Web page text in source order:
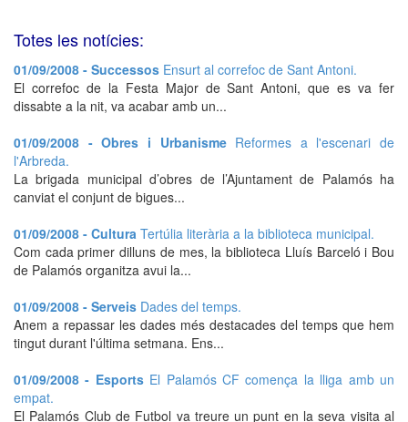
Totes les notícies:
01/09/2008 - Successos Ensurt al correfoc de Sant Antoni.
El correfoc de la Festa Major de Sant Antoni, que es va fer
dissabte a la nit, va acabar amb un...
01/09/2008 - Obres i Urbanisme Reformes a l'escenari de
l'Arbreda.
La brigada municipal d’obres de l’Ajuntament de Palamós ha
canviat el conjunt de bigues...
01/09/2008 - Cultura Tertúlia literària a la biblioteca municipal.
Com cada primer dilluns de mes, la biblioteca Lluís Barceló i Bou
de Palamós organitza avui la...
01/09/2008 - Serveis Dades del temps.
Anem a repassar les dades més destacades del temps que hem
tingut durant l'última setmana. Ens...
01/09/2008 - Esports El Palamós CF comença la lliga amb un
empat.
El Palamós Club de Futbol va treure un punt en la seva visita al